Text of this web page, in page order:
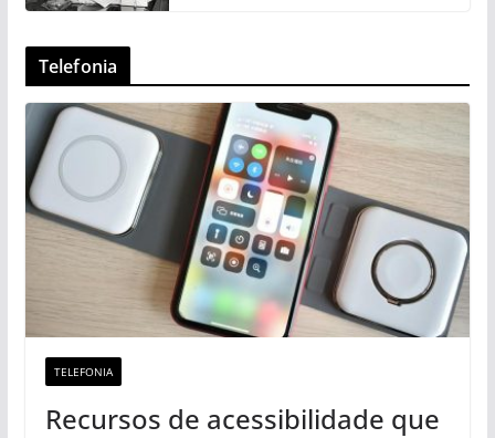
Telefonia
TELEFONIA
Recursos de acessibilidade que